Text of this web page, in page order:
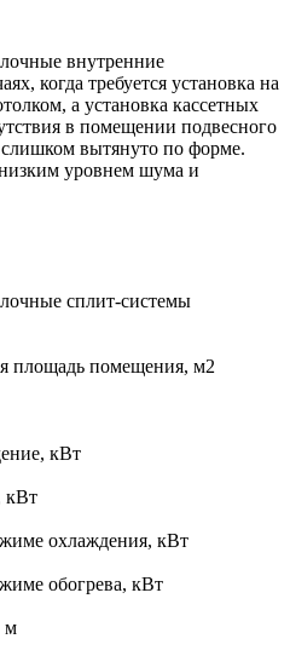
внутренние
когда требуется установка на
а установка кассетных
в помещении подвесного
вытянуто по форме.
уровнем шума и
сплит-системы
площадь помещения, м2
кВт
кВт
охлаждения, кВт
обогрева, кВт
м